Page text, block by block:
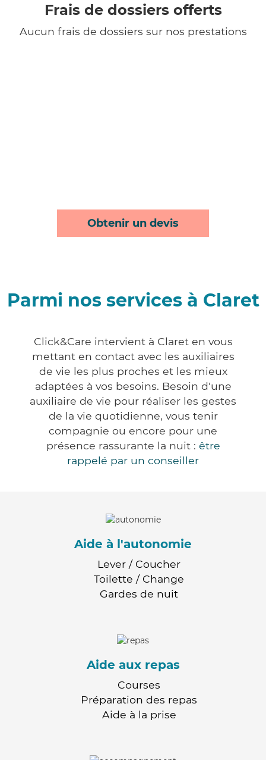
Frais de dossiers offerts
Aucun frais de dossiers sur nos prestations
Obtenir un devis
Parmi nos services à Claret
Click&Care intervient à Claret en vous
mettant en contact avec les auxiliaires
de vie les plus proches et les mieux
adaptées à vos besoins. Besoin d'une
auxiliaire de vie pour réaliser les gestes
de la vie quotidienne, vous tenir
compagnie ou encore pour une
présence rassurante la nuit : être
rappelé par un conseiller
Aide à l'autonomie
Lever / Coucher
Toilette / Change
Gardes de nuit
Aide aux repas
Courses
Préparation des repas
Aide à la prise